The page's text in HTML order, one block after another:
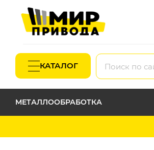
КАТАЛОГ
МЕТАЛЛООБРАБОТКА